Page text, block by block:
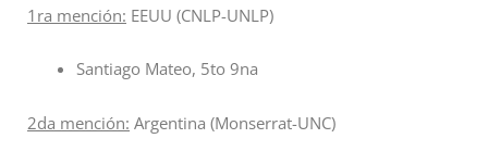
1ra mención: EEUU (CNLP-UNLP)
Santiago Mateo, 5to 9na
2da mención: Argentina (Monserrat-UNC)